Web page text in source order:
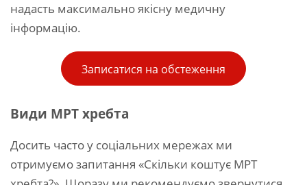
надасть максимально якісну медичну
інформацію.
Записатися на обстеження
Види МРТ хребта
Досить часто у соціальних мережах ми
отримуємо запитання «Скільки коштує МРТ